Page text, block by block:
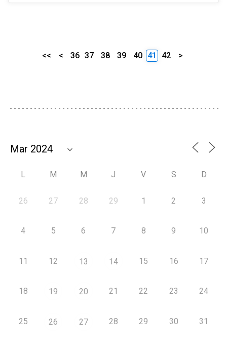
<< < 36 37 38 39 40 41 42 >
L M M J V S D
26 27 28 29 1 2 3
4 5 6 7 8 9 10
11 12 13 14 15 16 17
18 19 20 21 22 23 24
25 26 27 28 29 30 31